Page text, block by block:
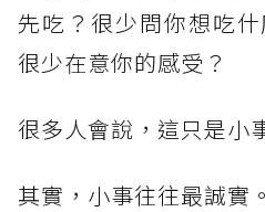
先吃？很少問你想吃
很少在意你的感受？
很多人會說，這只是小
其實，小事往往最誠實。